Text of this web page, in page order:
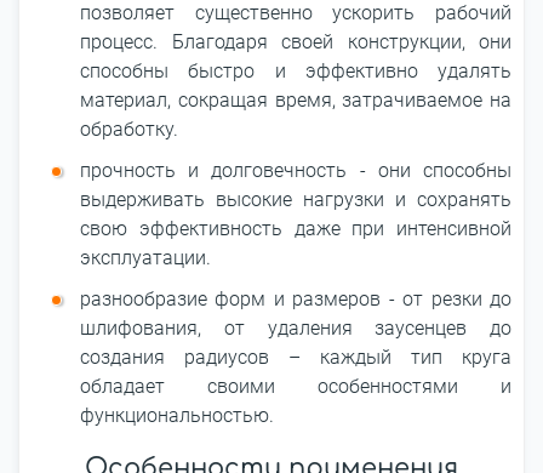
позволяет существенно ускорить рабочий
процесс. Благодаря своей конструкции, они
способны быстро и эффективно удалять
материал, сокращая время, затрачиваемое на
обработку.
прочность и долговечность - они способны
выдерживать высокие нагрузки и сохранять
свою эффективность даже при интенсивной
эксплуатации.
разнообразие форм и размеров - от резки до
шлифования, от удаления заусенцев до
создания радиусов – каждый тип круга
обладает своими особенностями и
функциональностью.